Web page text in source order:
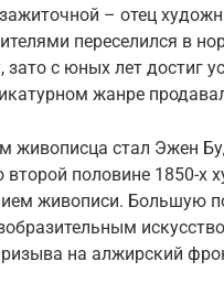
– отец
переселился в
с юных лет достиг
жанре
живописца стал Эжен
второй половине 1850-х
живописи. Большую
на алжирский